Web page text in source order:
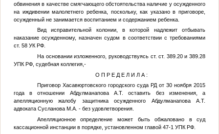
обвинения в качестве смягчающего обстоятельства наличие у осужденного
на иждивении малолетнего ребенка, поскольку, как указано в приговоре,
осужденный не занимается воспитанием и содержанием ребенка.
Вид исправительной колонии, в которой надлежит отбывать
наказание осужденному, назначен судом в соответствии с требованиями
ст. 58 УК РФ.
На основании изложенного, руководствуясь ст. ст. 389.20 и 389.28
УПК РФ, судебная коллегия,-
О П Р Е Д Е Л И Л А :
Приговор Хасавюртовского городского суда РД от 30 ноября 2015
года в отношении Абдулманапова А.Т.
оставить без изменения, а
апелляционную жалобу защитника осужденного Абдулманапова А.Т.
адвоката Сусланова М.А. - без удовлетворения.
Апелляционное определение может быть обжаловано в суд
кассационной инстанции в порядке, установленном главой 47-1 УПК РФ.